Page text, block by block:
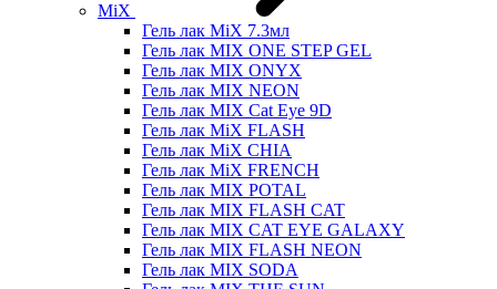
MiX
Гель лак MiX 7.3мл
Гель лак MIX ONE STEP GEL
Гель лак MIX ONYX
Гель лак MIX NEON
Гель лак MIX Cat Eye 9D
Гель лак MiX FLASH
Гель лак MiX CHIA
Гель лак MiX FRENCH
Гель лак MIX POTAL
Гель лак MIX FLASH CAT
Гель лак MIX CAT EYE GALAXY
Гель лак MIX FLASH NEON
Гель лак MIX SODA